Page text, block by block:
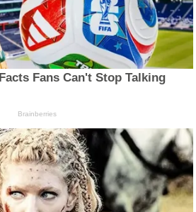
Fans Can't Stop Talking
Brainberries